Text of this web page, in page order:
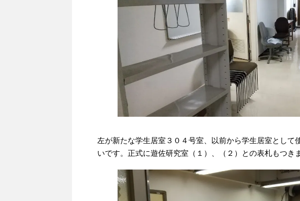
左が新たな学生居室３０４号室、以前から学生居室として
いです。正式に遊佐研究室（１）、（２）との表札もつき